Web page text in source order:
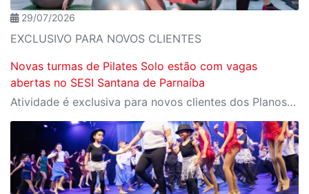
29/07/2026
EXCLUSIVO PARA NOVOS CLIENTES
Novas turmas de Pilates Solo estão com vagas
abertas no SESI Santana de Parnaíba
Atividade é exclusiva para novos clientes dos Planos Modalidades e Plus e oferece mais saúde, qualidade de vida e bem-estar para todas as idades